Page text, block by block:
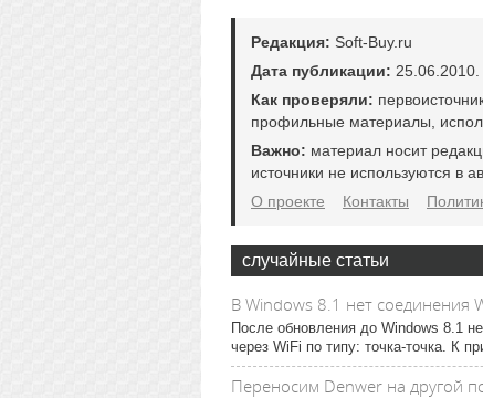
Редакция: Soft-Buy.ru
Дата публикации: 25.06.2010.
Как проверяли:
профильные материалы,
Важно: материал носит
источники не используются в
О проекте
Контакты
случайные статьи
В Windows 8.1 нет соединения
После обновления до Windows 8.1
через WiFi по типу: точка-точка. К
Переносим Denwer на другой